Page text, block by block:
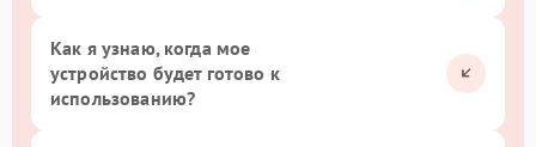
Как я узнаю, когда мое
устройство будет готово к
использованию?